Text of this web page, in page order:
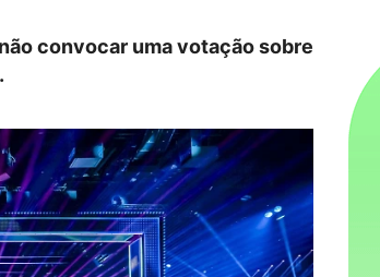
convocar uma votação sobre